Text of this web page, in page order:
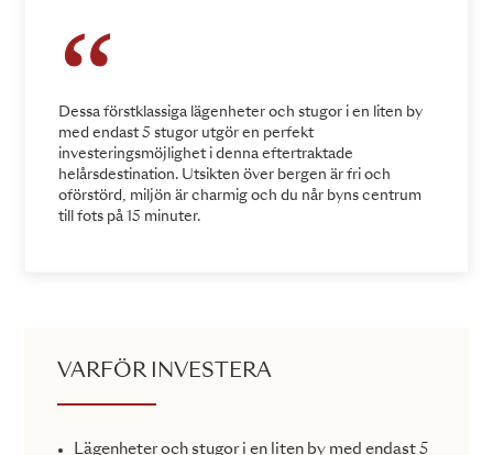
Dessa förstklassiga lägenheter och stugor i en liten by
med endast 5 stugor utgör en perfekt
investeringsmöjlighet i denna eftertraktade
helårsdestination. Utsikten över bergen är fri och
oförstörd, miljön är charmig och du når byns centrum
till fots på 15 minuter.
VARFÖR INVESTERA
Lägenheter och stugor i en liten by med endast 5